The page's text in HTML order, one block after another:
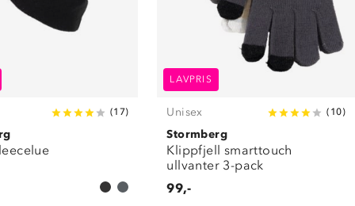
(17)
LAVPRIS
Unisex ( 10)
Stormberg
Klippfjell smarttouch
ullvanter 3-pack
99,-